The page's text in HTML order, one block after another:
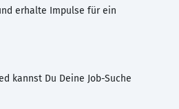
erhalte Impulse für ein
kannst Du Deine Job-Suche